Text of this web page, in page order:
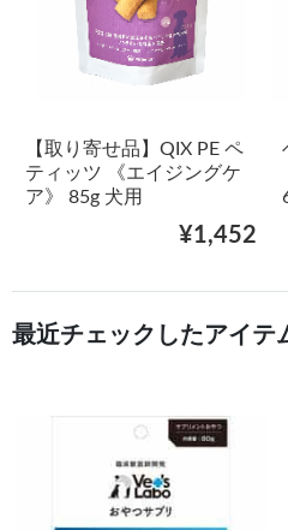
【取り寄せ品】QIX PE ペ
ティッツ 《エイジングケ
ア》 85g 犬用
¥1,452
最近チェックしたアイテ